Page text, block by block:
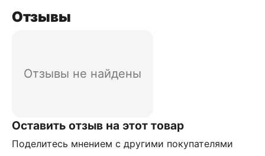
Отзывы
Отзывы не найдены
Оставить отзыв на этот товар
Поделитесь мнением с другими покупателями